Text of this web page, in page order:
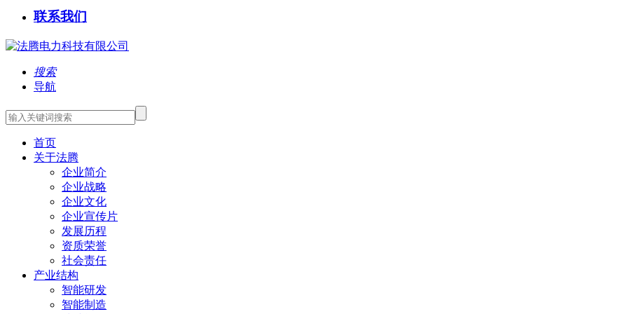
联系我们
搜索
导航
首页
关于法腾
企业简介
企业战略
企业文化
企业宣传片
发展历程
资质荣誉
社会责任
产业结构
智能研发
智能制造